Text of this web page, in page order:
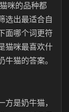
咪的品种都
选出最适合自
面哪个词更符
猫咪最喜欢什
猫的答案。
是奶牛猫，